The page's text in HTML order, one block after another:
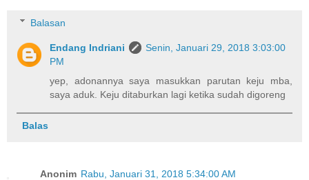
Balasan
Endang Indriani
Senin, Januari 29, 2018 3:03:00
PM
yep, adonannya saya masukkan parutan keju mba,
saya aduk. Keju ditaburkan lagi ketika sudah digoreng
Balas
Anonim Rabu, Januari 31, 2018 5:34:00 AM